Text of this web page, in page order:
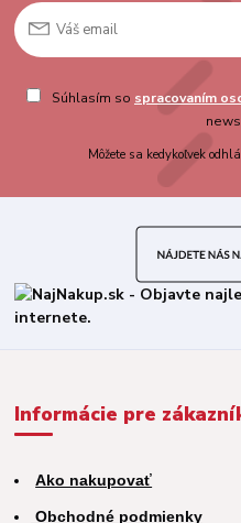
Súhlasím so spracovaním
Môžete sa kedykoľvek
Informácie pre
Ako nakupovať
Obchodné podmienky